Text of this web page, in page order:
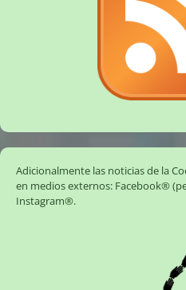
Adicionalmente las noticias de la
en medios externos: Facebook®
Instagram®.